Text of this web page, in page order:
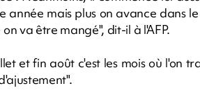
année mais plus on avance dans
va être mangé", dit-il à l'AFP.
et fin août c'est les mois où l'on